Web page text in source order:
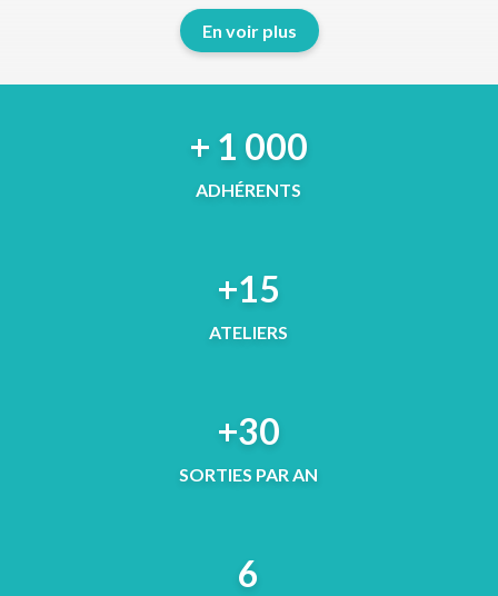
En voir plus
+ 1 000
ADHÉRENTS
+15
ATELIERS
+30
SORTIES PAR AN
6